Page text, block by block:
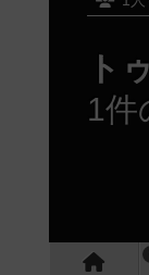
ト
1件